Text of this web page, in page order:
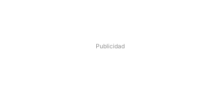
Publicidad